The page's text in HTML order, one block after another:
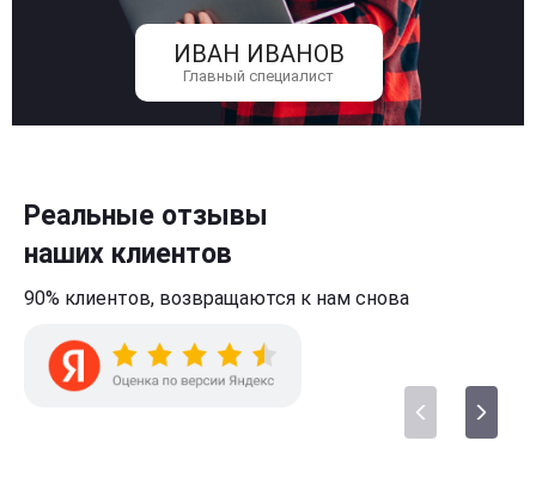
ИВАН ИВАНОВ
Главный специалист
Реальные отзывы
наших клиентов
90% клиентов, возвращаются к нам снова